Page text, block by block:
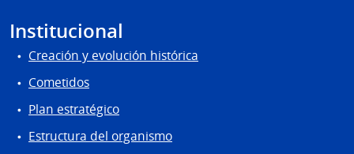
Institucional
Creación y evolución histórica
Cometidos
Plan estratégico
Estructura del organismo